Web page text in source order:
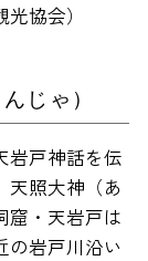
協会）
じゃ）
岩戸神話を伝
天照大神（あ
窟・天岩戸は
の岩戸川沿い